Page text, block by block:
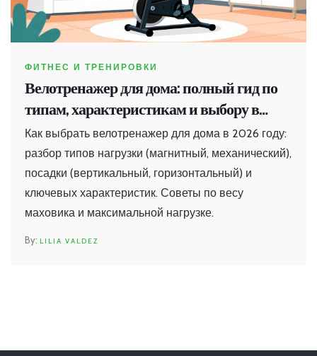
ФИТНЕС И ТРЕНИРОВКИ
Велотренажер для дома: полный гид по
типам, характеристикам и выбору в
2026 году
Как выбрать велотренажер для дома в 2026 году:
разбор типов нагрузки (магнитный, механический),
посадки (вертикальный, горизонтальный) и
ключевых характеристик. Советы по весу
маховика и максимальной нагрузке.
LILIA VALDEZ